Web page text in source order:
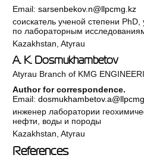
Email:sarsenbekov.n@llpcmg.kz
соискатель ученой степени
по лабораторным
Kazakhstan, Atyrau
A. K. Dosmukhambetov
Atyrau Branch of KMG
Author for correspondence.
Email:
инженер лаборатории
нефти, воды и породы
Kazakhstan, Atyrau
References